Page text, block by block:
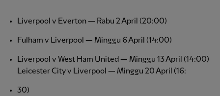
Liverpool v Everton — Rabu 2 April (20:00)
Fulham v Liverpool — Minggu 6 April (14:00)
Liverpool v West Ham United — Minggu 13 April (14:00)
Leicester City v Liverpool — Minggu 20 April (16:
30)